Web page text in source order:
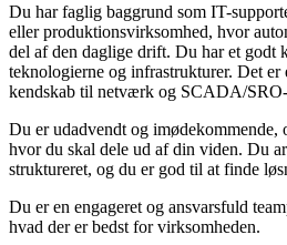
Du har faglig baggrund som IT-
eller produktionsvirksomhed, hvor
del af den daglige drift. Du har et godt
teknologierne og infrastrukturer. Det
kendskab til netværk og SCADA/SRO-
Du er udadvendt og imødekommende,
hvor du skal dele ud af din viden. Du
struktureret, og du er god til at finde
Du er en engageret og ansvarsfuld
hvad der er bedst for virksomheden.